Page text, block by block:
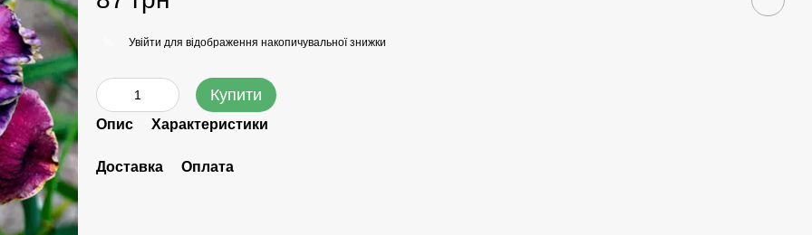
Увійти для відображення накопичувальної знижки
Купити
Опис Характеристики
Доставка Оплата